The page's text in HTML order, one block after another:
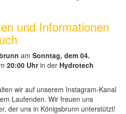
und Informationen
am Sonntag, dem 04.
20:00 Uhrin der Hydrotech
wir auf unserem Instagram-Kanal
Laufenden. Wir freuen uns
der uns in Königsbrunn unterstützt!